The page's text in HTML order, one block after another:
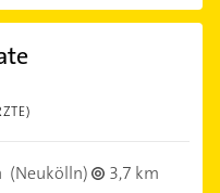
(Neukölln)
3,7 km